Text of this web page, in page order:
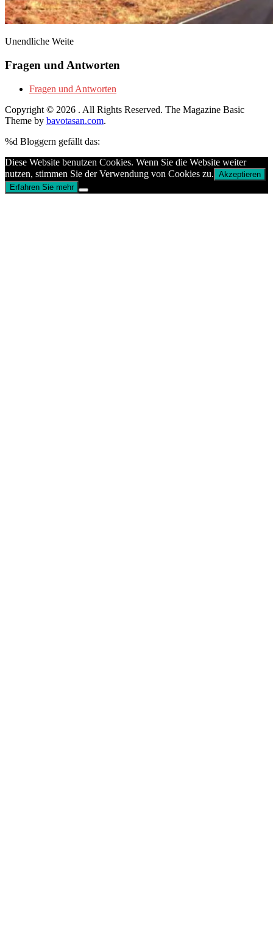
Unendliche Weite
Fragen und Antworten
Fragen und Antworten
Copyright © 2026 . All Rights Reserved. The Magazine Basic
Theme by bavotasan.com.
%d Bloggern gefällt das:
Diese Website benutzen Cookies. Wenn Sie die Website weiter
nutzen, stimmen Sie der Verwendung von Cookies zu. Akzeptieren
Erfahren Sie mehr